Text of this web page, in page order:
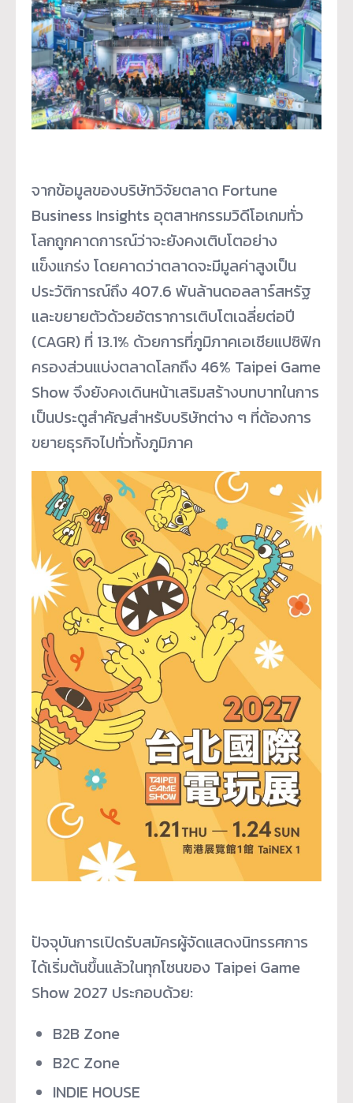
จากข้อมูลของบริษัทวิจัยตลาด Fortune
Business Insights อุตสาหกรรมวิดีโอเกมทั่ว
โลกถูกคาดการณ์ว่าจะยังคงเติบโตอย่าง
แข็งแกร่ง โดยคาดว่าตลาดจะมีมูลค่าสูงเป็น
ประวัติการณ์ถึง 407.6 พันล้านดอลลาร์สหรัฐ
และขยายตัวด้วยอัตราการเติบโตเฉลี่ยต่อปี
(CAGR) ที่ 13.1% ด้วยการที่ภูมิภาคเอเชียแปซิฟิก
ครองส่วนแบ่งตลาดโลกถึง 46% Taipei Game
Show จึงยังคงเดินหน้าเสริมสร้างบทบาทในการ
เป็นประตูสำคัญสำหรับบริษัทต่าง ๆ ที่ต้องการ
ขยายธุรกิจไปทั่วทั้งภูมิภาค
ปัจจุบันการเปิดรับสมัครผู้จัดแสดงนิทรรศการ
ได้เริ่มต้นขึ้นแล้วในทุกโซนของ Taipei Game
Show 2027 ประกอบด้วย:
B2B Zone
B2C Zone
INDIE HOUSE